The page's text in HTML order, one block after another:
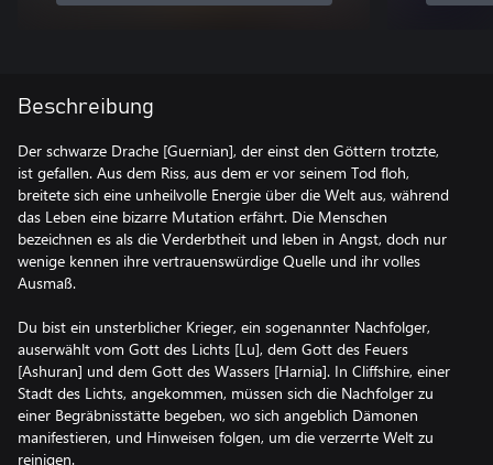
Beschreibung
Der schwarze Drache [Guernian], der einst den Göttern trotzte,
ist gefallen. Aus dem Riss, aus dem er vor seinem Tod floh,
breitete sich eine unheilvolle Energie über die Welt aus, während
das Leben eine bizarre Mutation erfährt. Die Menschen
bezeichnen es als die Verderbtheit und leben in Angst, doch nur
wenige kennen ihre vertrauenswürdige Quelle und ihr volles
Ausmaß.
Du bist ein unsterblicher Krieger, ein sogenannter Nachfolger,
auserwählt vom Gott des Lichts [Lu], dem Gott des Feuers
[Ashuran] und dem Gott des Wassers [Harnia]. In Cliffshire, einer
Stadt des Lichts, angekommen, müssen sich die Nachfolger zu
einer Begräbnisstätte begeben, wo sich angeblich Dämonen
manifestieren, und Hinweisen folgen, um die verzerrte Welt zu
reinigen.